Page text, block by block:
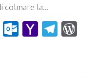
colmare la...
Gmail Yahoo